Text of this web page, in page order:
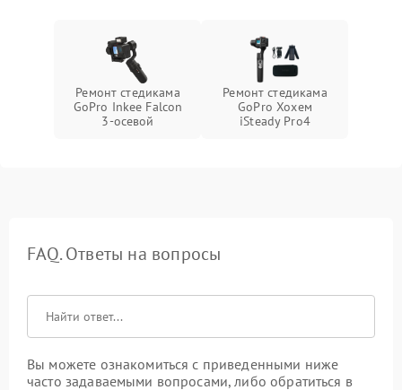
Ремонт стедикама
GoPro Inkee Falcon
3-осевой
Ремонт стедикама
GoPro Хохем
iSteady Pro4
FAQ. Ответы на вопросы
Вы можете ознакомиться с приведенными ниже
часто задаваемыми вопросами, либо обратиться в